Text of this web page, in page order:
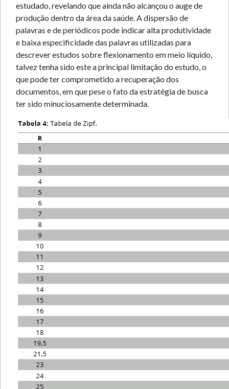
estudado, revelando que ainda não alcançou o auge de
produção dentro da área da saúde. A dispersão de
palavras e de periódicos pode indicar alta produtividade
e baixa especificidade das palavras utilizadas para
descrever estudos sobre flexionamento em meio líquido,
talvez tenha sido este a principal limitação do estudo, o
que pode ter comprometido a recuperação dos
documentos, em que pese o fato da estratégia de busca
ter sido minuciosamente determinada.